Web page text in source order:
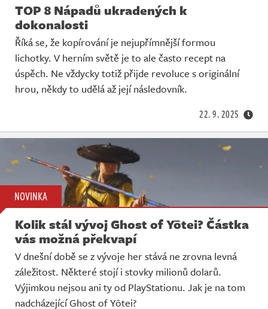
TOP 8 Nápadů ukradených k
dokonalosti
Říká se, že kopírování je nejupřímnější formou
lichotky. V herním světě je to ale často recept na
úspěch. Ne vždycky totiž přijde revoluce s originální
hrou, někdy to udělá až její následovník.
22. 9. 2025
NOVINKA
Kolik stál vývoj Ghost of Yōtei? Částka
vás možná překvapí
V dnešní době se z vývoje her stává ne zrovna levná
záležitost. Některé stojí i stovky milionů dolarů.
Výjimkou nejsou ani ty od PlayStationu. Jak je na tom
nadcházející Ghost of Yōtei?